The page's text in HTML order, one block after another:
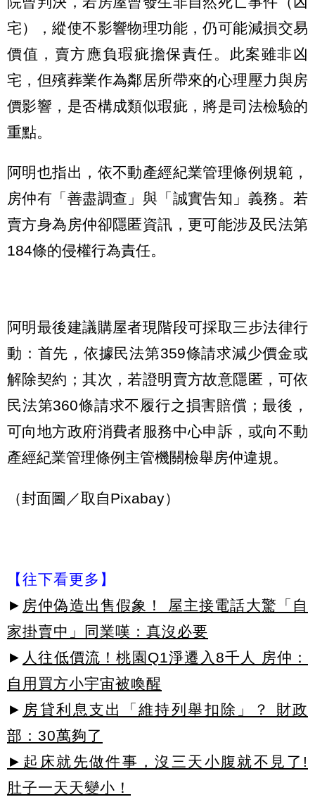
宅），縱使不影響物理功能，仍可能減損交易
價值，賣方應負瑕疵擔保責任。此案雖非凶
宅，但殯葬業作為鄰居所帶來的心理壓力與房
價影響，是否構成類似瑕疵，將是司法檢驗的
重點。
阿明也指出，依不動產經紀業管理條例規範，
房仲有「善盡調查」與「誠實告知」義務。若
賣方身為房仲卻隱匿資訊，更可能涉及民法第
184條的侵權行為責任。
阿明最後建議購屋者現階段可採取三步法律行
動：首先，依據民法第359條請求減少價金或
解除契約；其次，若證明賣方故意隱匿，可依
民法第360條請求不履行之損害賠償；最後，
可向地方政府消費者服務中心申訴，或向不動
產經紀業管理條例主管機關檢舉房仲違規。
（封面圖／取自Pixabay）
【往下看更多】
► 房仲偽造出售假象！ 屋主接電話大驚「自
家掛賣中」同業嘆：真沒必要
► 人往低價流！桃園Q1淨遷入8千人 房仲：
自用買方小宇宙被喚醒
► 房貸利息支出「維持列舉扣除」？ 財政
部：30萬夠了
►起床就先做件事，沒三天小腹就不見了!
肚子一天天變小！